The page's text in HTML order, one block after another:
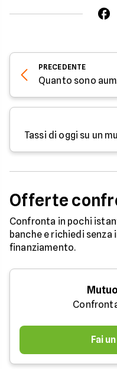
PRECEDENTE
Offerte
Confronta in pochi
banche e richiedi
finanziamento.
Fai